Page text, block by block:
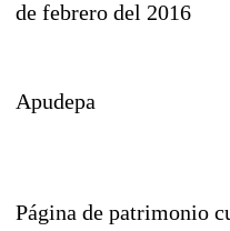
de febrero del 2016
Apudepa
Página de patrimonio